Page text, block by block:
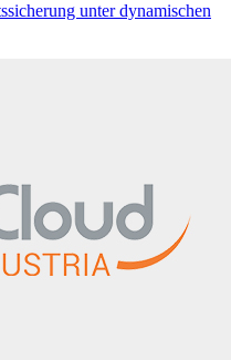
unter dynamischen